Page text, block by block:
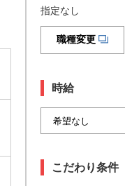
指定なし
職種変更
時給
こだわり条件